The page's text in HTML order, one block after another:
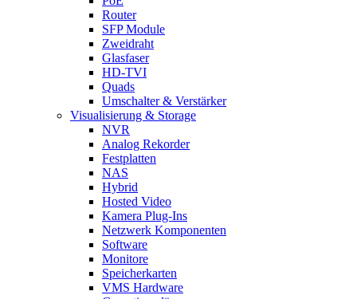
Router
SFP Module
Zweidraht
Glasfaser
HD-TVI
Quads
Umschalter & Verstärker
Visualisierung & Storage
NVR
Analog Rekorder
Festplatten
NAS
Hybrid
Hosted Video
Kamera Plug-Ins
Netzwerk Komponenten
Software
Monitore
Speicherkarten
VMS Hardware